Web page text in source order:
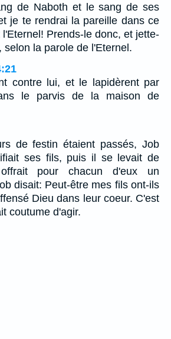
de Naboth et le sang de ses
je te rendrai la pareille dans ce
Prends-le donc, et jette-
selon la parole de l'Eternel.
contre lui, et le lapidèrent par
le parvis de la maison de
de festin étaient passés, Job
ses fils, puis il se levait de
pour chacun d'eux un
disait: Peut-être mes fils ont-ils
Dieu dans leur coeur. C'est
coutume d'agir.